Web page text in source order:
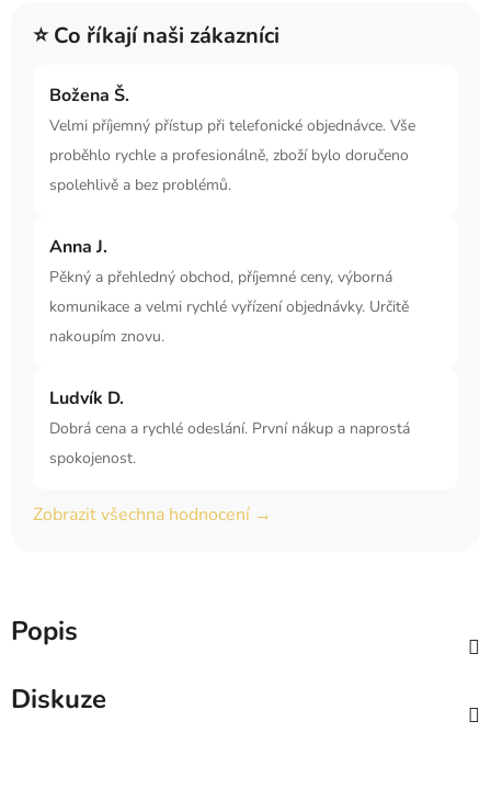
⭐ Co říkají naši zákazníci
Božena Š.
Velmi příjemný přístup při telefonické objednávce. Vše
proběhlo rychle a profesionálně, zboží bylo doručeno
spolehlivě a bez problémů.
Anna J.
Pěkný a přehledný obchod, příjemné ceny, výborná
komunikace a velmi rychlé vyřízení objednávky. Určitě
nakoupím znovu.
Ludvík D.
Dobrá cena a rychlé odeslání. První nákup a naprostá
spokojenost.
Zobrazit všechna hodnocení →
Popis
Diskuze